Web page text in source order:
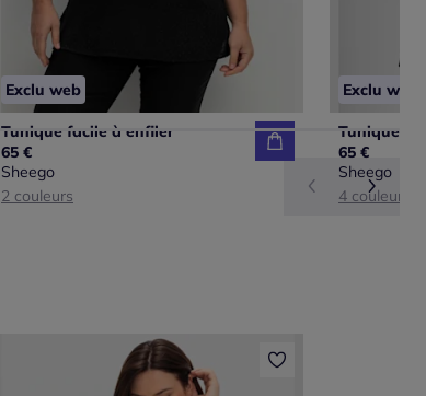
Exclu web
Tunique facile à enfiler
65 €
Sheego
2 couleurs
Exclu web
65 €
Sheego
4 couleurs